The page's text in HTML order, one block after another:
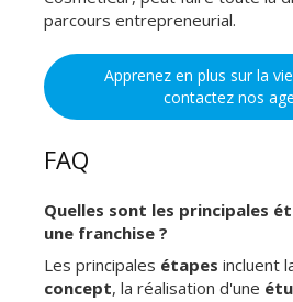
parcours entrepreneurial.
Apprenez en plus sur la
contactez nos
FAQ
Quelles sont les principales
une franchise ?
Les principales étapes incluent
concept, la réalisation d'une